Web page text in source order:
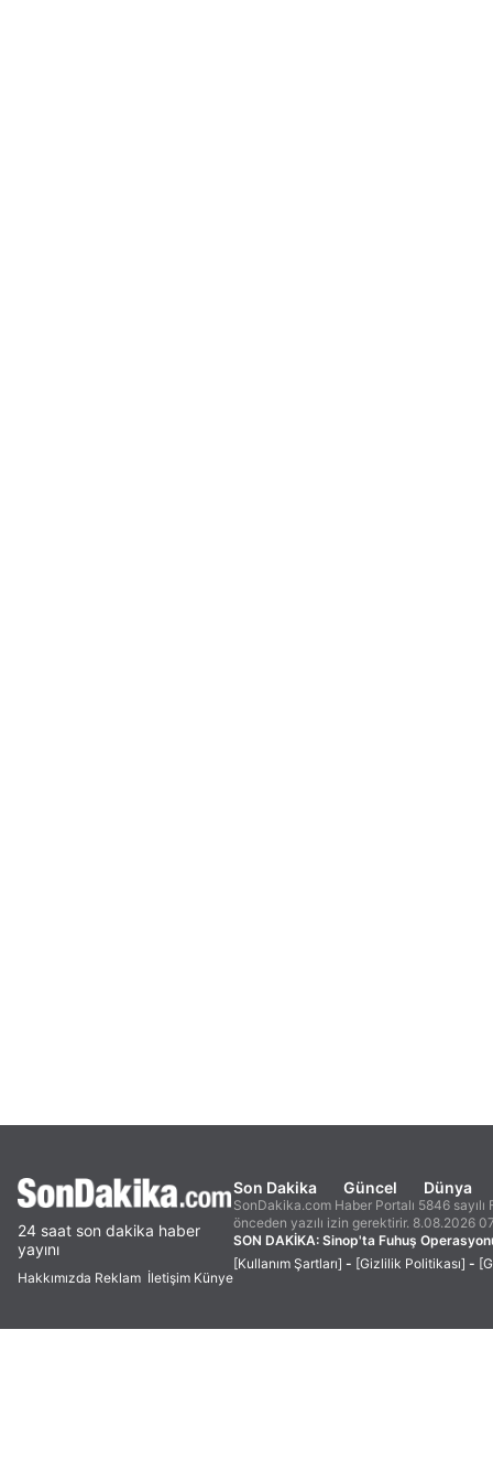
24 saat son dakika haber
yayını
Hakkımızda Reklam İletişim Künye
Son Dakika Güncel Dünya
SonDakika.com Haber Portalı 5846
önceden yazılı izin gerektirir. 8.08.2026
SON DAKİKA: Sinop'ta Fuhuş
[Kullanım Şartları] - [Gizlilik Politikası] -